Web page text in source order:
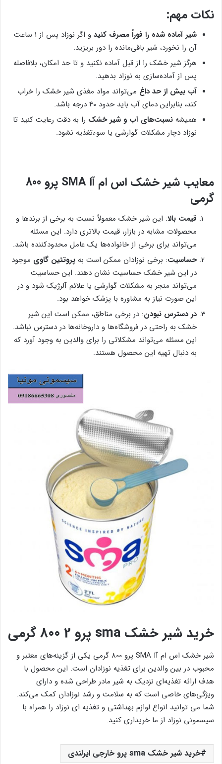
نکات مهم:
شیر آماده شده را فوراً مصرف کنید
و اگر نوزاد پس از 1 ساعت
آن را نخورد، شیر باقی‌مانده را دور بریزید.
هرگز شیر خشک را از قبل آماده نکنید و تا حد امکان، بلافاصله
پس از آماده‌سازی به نوزاد بدهید.
آب بیش از حد داغ می‌تواند مواد مغذی شیر خشک را خراب
کند، بنابراین دمای آب باید حدود 40 درجه باشد.
همیشه نسبت‌های آب و شیر خشک را به دقت رعایت کنید تا
نوزاد دچار مشکلات گوارشی یا سوءتغذیه نشود.
معایب شیر خشک
اس ام آا SMA پرو 800
گرمی
قیمت بالا: این شیر خشک معمولاً نسبت به برخی از برندها و
محصولات مشابه در بازار، قیمت بالاتری دارد. این مسئله
می‌تواند برای برخی از خانواده‌ها یک عامل محدودکننده باشد.
حساسیت: برخی نوزادان ممکن است به پروتئین گاوی موجود
در این شیر خشک حساسیت نشان دهند. این حساسیت
می‌تواند منجر به مشکلات گوارشی یا علائم آلرژیک شود و در
این صورت نیاز به مشاوره با پزشک خواهد بود.
در دسترس نبودن: در برخی مناطق، ممکن است این شیر
خشک به راحتی در فروشگاه‌ها و داروخانه‌ها در دسترس نباشد.
این مسئله می‌تواند مشکلاتی را برای والدین به وجود آورد که
به دنبال تهیه این محصول هستند.
خرید شیر خشک sma پرو 2 800 گرمی
شیر خشک اس ام آا SMA پرو 800 گرمی یکی از گزینه‌های معتبر و
محبوب در بین والدین برای تغذیه نوزادان است. این محصول با
هدف ارائه تغذیه‌ای نزدیک به شیر مادر طراحی شده و دارای
ویژگی‌های خاصی است که به سلامت و رشد نوزادان کمک می‌کند.
شما می توانید انواع لوازم بهداشتی و تغذیه ای نوزاد را همراه با
سیسمونی نوزاد از ما خریداری کنید.
خرید شیر خشک sma پرو خارجی ایرلندی